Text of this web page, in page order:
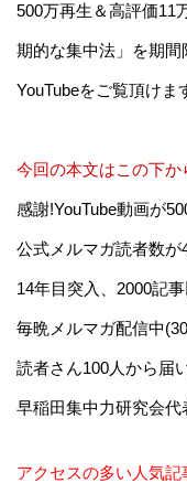
500万再生＆高評価11
期的な集中法」を期間
YouTubeをご覧頂けま
今回の本文はこの下か
感謝!YouTube動画が
公式メルマガ読者数が
14年目突入、2000記
毎晩メルマガ配信中
読者さん100人から届
早稲田集中力研究会代
アクセスの多い人気記